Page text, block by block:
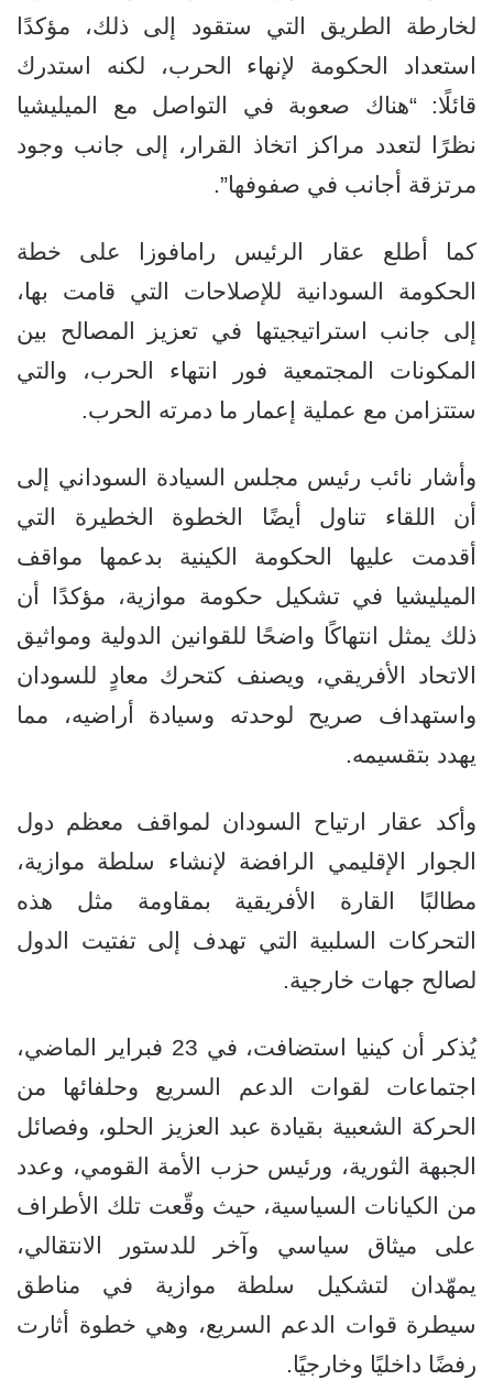
لخارطة الطريق التي ستقود إلى ذلك، مؤكدًا
استعداد الحكومة لإنهاء الحرب، لكنه استدرك
قائلًا: “هناك صعوبة في التواصل مع الميليشيا
نظرًا لتعدد مراكز اتخاذ القرار، إلى جانب وجود
مرتزقة أجانب في صفوفها”.
كما أطلع عقار الرئيس رامافوزا على خطة
الحكومة السودانية للإصلاحات التي قامت بها،
إلى جانب استراتيجيتها في تعزيز المصالح بين
المكونات المجتمعية فور انتهاء الحرب، والتي
ستتزامن مع عملية إعمار ما دمرته الحرب.
وأشار نائب رئيس مجلس السيادة السوداني إلى
أن اللقاء تناول أيضًا الخطوة الخطيرة التي
أقدمت عليها الحكومة الكينية بدعمها مواقف
الميليشيا في تشكيل حكومة موازية، مؤكدًا أن
ذلك يمثل انتهاكًا واضحًا للقوانين الدولية ومواثيق
الاتحاد الأفريقي، ويصنف كتحرك معادٍ للسودان
واستهداف صريح لوحدته وسيادة أراضيه، مما
يهدد بتقسيمه.
وأكد عقار ارتياح السودان لمواقف معظم دول
الجوار الإقليمي الرافضة لإنشاء سلطة موازية،
مطالبًا القارة الأفريقية بمقاومة مثل هذه
التحركات السلبية التي تهدف إلى تفتيت الدول
لصالح جهات خارجية.
يُذكر أن كينيا استضافت، في 23 فبراير الماضي،
اجتماعات لقوات الدعم السريع وحلفائها من
الحركة الشعبية بقيادة عبد العزيز الحلو، وفصائل
الجبهة الثورية، ورئيس حزب الأمة القومي، وعدد
من الكيانات السياسية، حيث وقّعت تلك الأطراف
على ميثاق سياسي وآخر للدستور الانتقالي،
يمهّدان لتشكيل سلطة موازية في مناطق
سيطرة قوات الدعم السريع، وهي خطوة أثارت
رفضًا داخليًا وخارجيًا.